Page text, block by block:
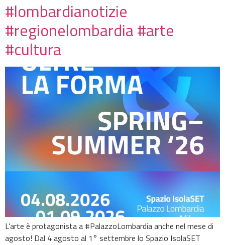
#lombardianotizie
#regionelombardia #arte
#cultura
L’arte è protagonista a #PalazzoLombardia anche nel mese di
agosto! Dal 4 agosto al 1° settembre lo Spazio IsolaSET